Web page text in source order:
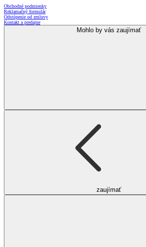
Obchodné podmienky
Reklamačný formulár
Odstúpenie od zmluvy
Kontakt a predajne
Mohlo by vás zaujímať
zaujímať